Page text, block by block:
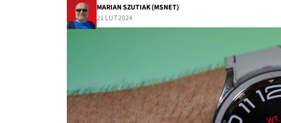
MARIAN SZUTIAK (MSNET)
21 LUT 2024